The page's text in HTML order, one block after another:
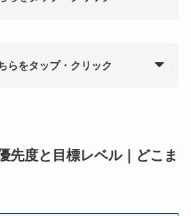
らをタップ・クリック
先度と目標レベル｜どこま